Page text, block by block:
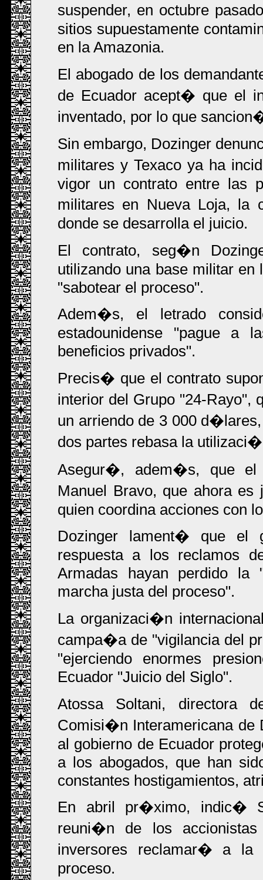
suspender, en octubre
sitios supuestamente
en la Amazonia.
El abogado de los
de Ecuador acept� que el
inventado, por lo que
Sin embargo, Dozinger
militares y Texaco ya ha
vigor un contrato entre las
militares en Nueva Loja, la
donde se desarrolla el juicio.
El contrato, seg�n
utilizando una base militar
"sabotear el proceso".
Adem�s, el letrado
estadounidense "pague a
beneficios privados".
Precis� que el contrato
interior del Grupo "24-Rayo",
un arriendo de 3 000
dos partes rebasa la
Asegur�, adem�s, que
Manuel Bravo, que ahora
quien coordina acciones con
Dozinger lament� que el
respuesta a los reclamos
Armadas hayan perdido la
marcha justa del proceso".
La organizaci�n
campa�a de "vigilancia del
"ejerciendo enormes
Ecuador "Juicio del Siglo".
Atossa Soltani, directora
Comisi�n Interamericana de
al gobierno de Ecuador
a los abogados, que han
constantes hostigamientos,
En abril pr�ximo, indic�
reuni�n de los
inversores reclamar� a
proceso.